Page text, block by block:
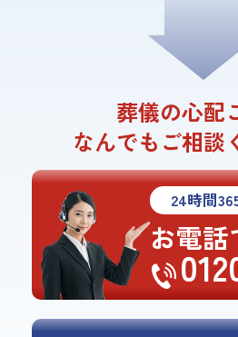
葬儀の心配
なんでもご相談
24時間
お電話